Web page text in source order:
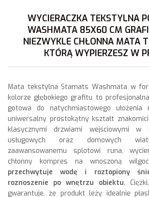
WYCIERACZKA TEKSTYLNA
WASHMATA 85X60 CM
NIEZWYKLE CHŁONNA MATA
KTÓRĄ WYPIERZESZ W
Mata tekstylna Stamats Washmata w
kolorze głębokiego grafitu to
gotowa do natychmiastowego ułożenia
uniwersalny prostokątny kształt
klasycznymi drzwiami wejściowymi w
usługowych oraz domowych
zaawansowanemu splotowi runa,
chłonny kompres na wnoszoną
przechwytuje wodę i roztopiony
roznoszenie po wnętrzu obiektu.
gwarantuje, że produkt leży idealnie